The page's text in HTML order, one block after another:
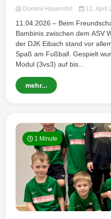
Domink Hasenöhrl 12. April
11.04.2026 – Beim
Bambinis zwischen dem ASV
der DJK Eibach stand vor
Spaß am Fußball. Gespielt
Modul (3vs3) auf bis...
mehr...
1 Minute